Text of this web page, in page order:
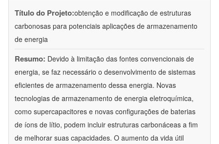
Título do Projeto:obtenção e modificação de estruturas
carbonosas para potenciais aplicações de armazenamento
de energia
Resumo: Devido à limitação das fontes convencionais de
energia, se faz necessário o desenvolvimento de sistemas
eficientes de armazenamento dessa energia. Novas
tecnologias de armazenamento de energia eletroquímica,
como supercapacitores e novas configurações de baterias
de íons de lítio, podem incluir estruturas carbonáceas a fim
de melhorar suas capacidades. O aumento da vida útil